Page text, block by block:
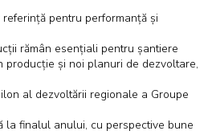
pentru performanță și
rămân esenţiali pentru șantiere
producție și noi planuri de dezvoltare,
al dezvoltării regionale a Groupe
la finalul anului, cu perspective bune